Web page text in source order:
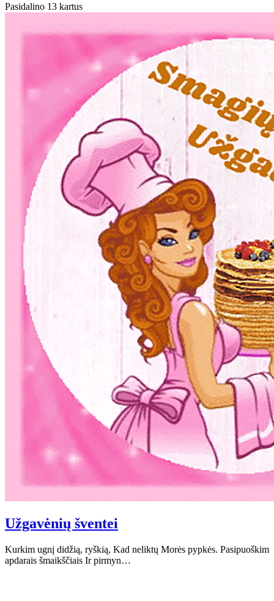
Pasidalino 13 kartus
Užgavėnių šventei
Kurkim ugnį didžią, ryškią, Kad neliktų Morės pypkės. Pasipuoškim
apdarais šmaikščiais Ir pirmyn…